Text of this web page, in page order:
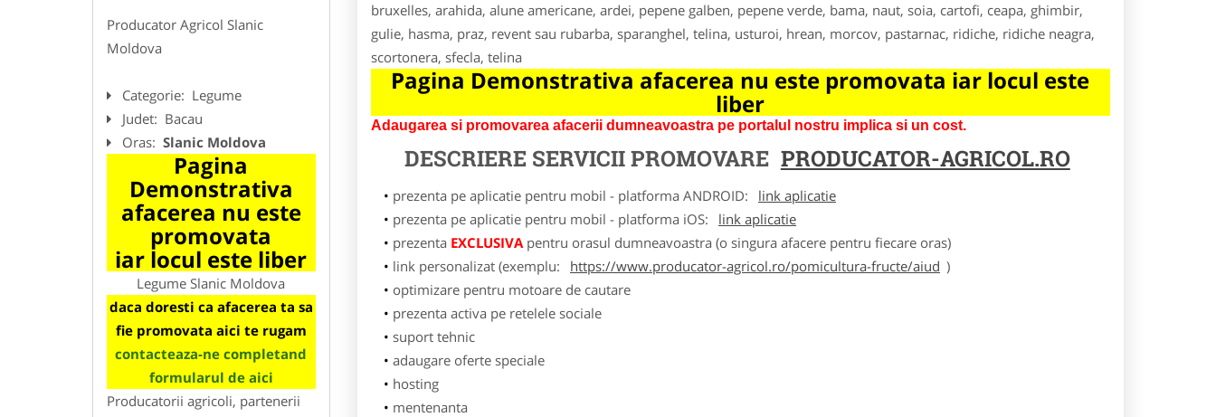
Producator Agricol Slanic
Moldova
Categorie: Legume
Judet: Bacau
Oras: Slanic Moldova
Pagina
Demonstrativa
afacerea nu este
promovata
iar locul este liber
Legume Slanic Moldova
daca doresti ca afacerea ta sa
fie promovata aici te rugam
contacteaza-ne completand
formularul de aici
Producatorii agricoli, partenerii
bruxelles, arahida, alune americane, ardei, pepene galben, pepene verde, bama, naut, soia, cartofi, ceapa, ghimbir,
gulie, hasma, praz, revent sau rubarba, sparanghel, telina, usturoi, hrean, morcov, pastarnac, ridiche, ridiche neagra,
scortonera, sfecla, telina
Pagina Demonstrativa afacerea nu este promovata iar locul este
liber
Adaugarea si promovarea afacerii dumneavoastra pe portalul nostru implica si un cost.
DESCRIERE SERVICII PROMOVARE PRODUCATOR-AGRICOL.RO
prezenta pe aplicatie pentru mobil - platforma ANDROID:
link aplicatie
prezenta pe aplicatie pentru mobil - platforma iOS:
link aplicatie
prezenta EXCLUSIVApentru orasul dumneavoastra (o singura afacere pentru fiecare oras)
link personalizat (exemplu:
https://www.producator-agricol.ro/pomicultura-fructe/aiud )
optimizare pentru motoare de cautare
prezenta activa pe retelele sociale
suport tehnic
adaugare oferte speciale
hosting
mentenanta